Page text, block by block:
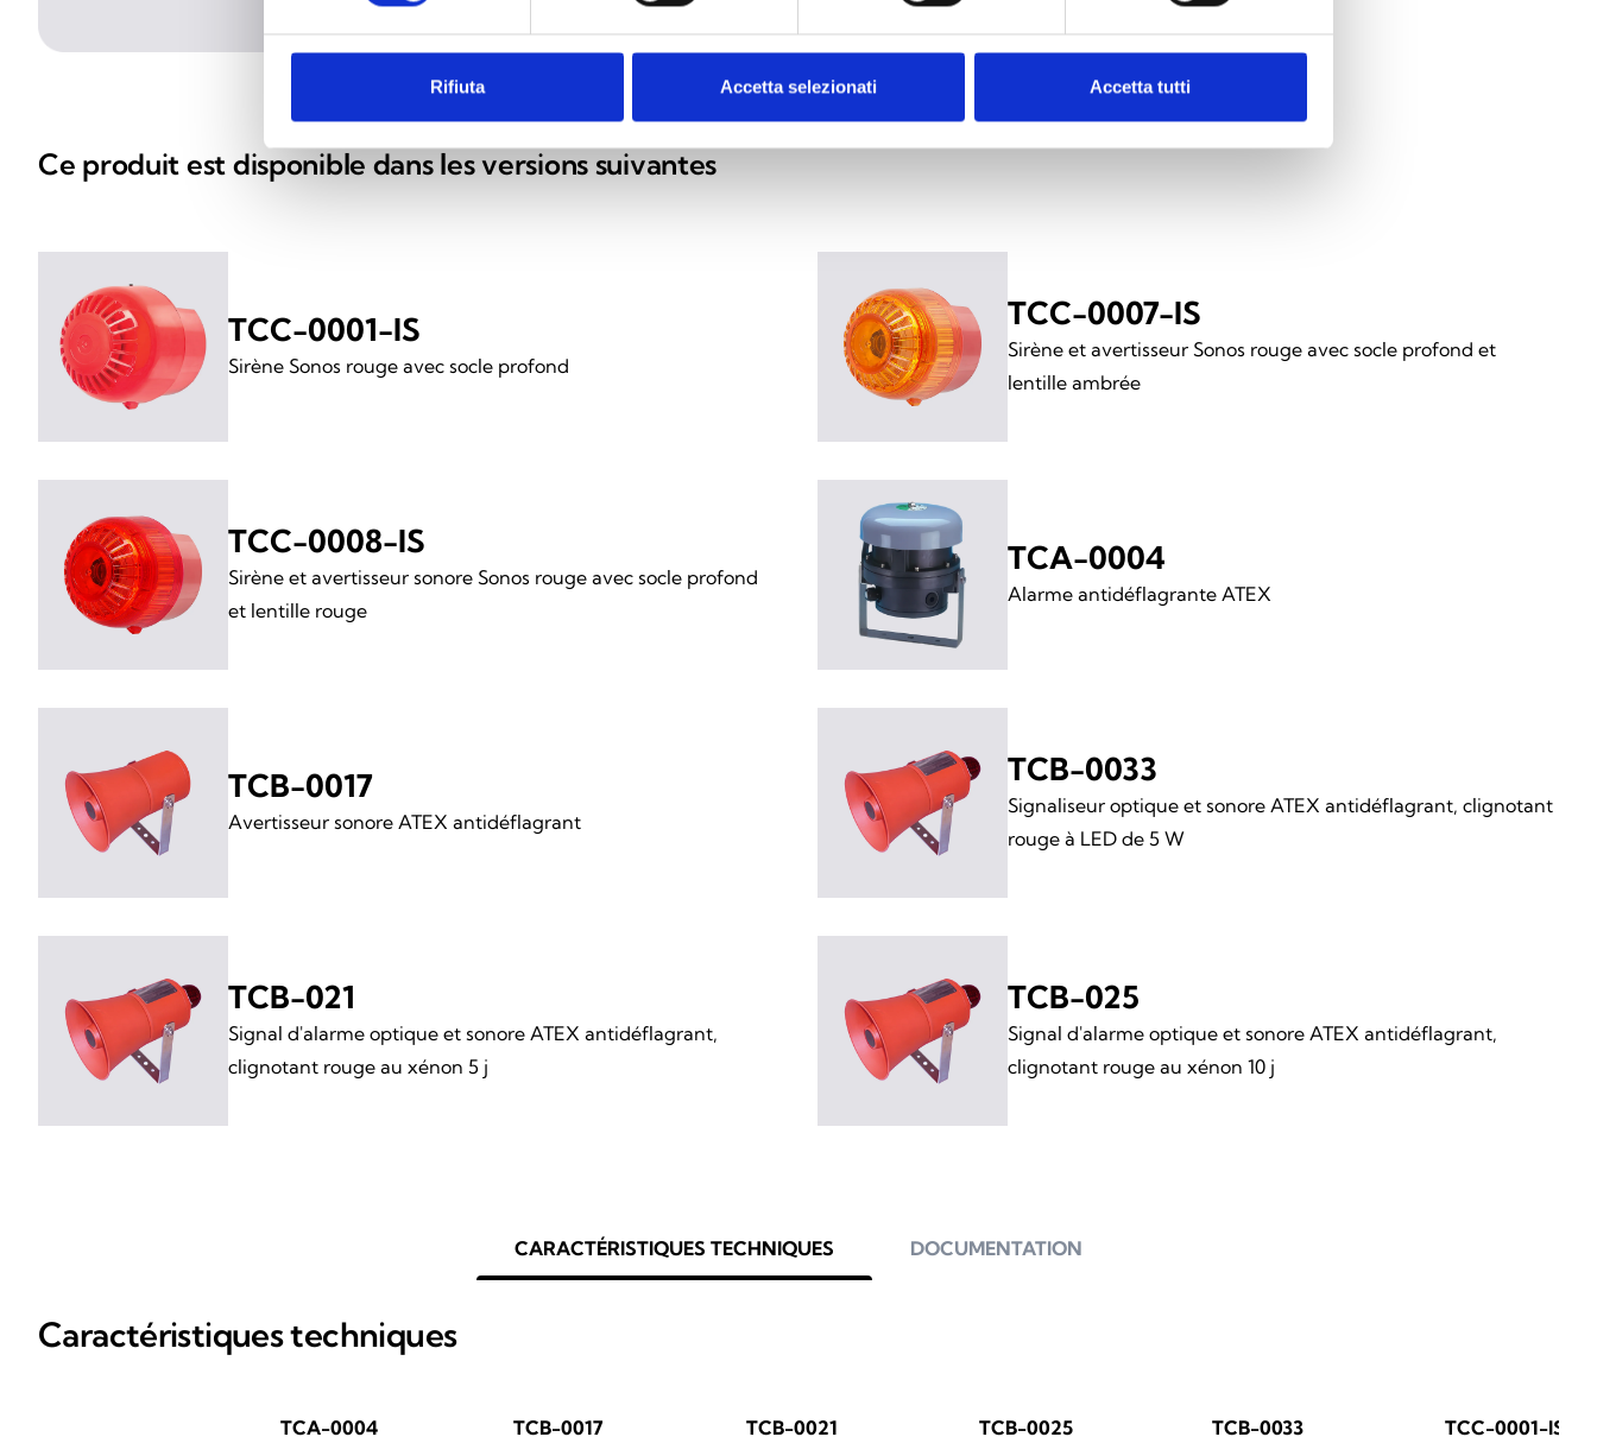
Rifiuta Accetta selezionati Accetta tutti
Ce produit est disponible dans les versions suivantes
TCC-0001-IS
Sirène Sonos rouge avec socle profond
TCC-0007-IS
Sirène et avertisseur Sonos rouge avec socle profond et
lentille ambrée
TCC-0008-IS
Sirène et avertisseur sonore Sonos rouge avec socle profond
et lentille rouge
TCA-0004
Alarme antidéflagrante ATEX
TCB-0017
Avertisseur sonore ATEX antidéflagrant
TCB-0033
Signaliseur optique et sonore ATEX antidéflagrant, clignotant
rouge à LED de 5 W
TCB-021
Signal d'alarme optique et sonore ATEX antidéflagrant,
clignotant rouge au xénon 5 j
TCB-025
Signal d'alarme optique et sonore ATEX antidéflagrant,
clignotant rouge au xénon 10 j
CARACTÉRISTIQUES TECHNIQUES DOCUMENTATION
Caractéristiques techniques
TCA-0004 TCB-0017 TCB-0021 TCB-0025 TCB-0033 TCC-0001-IS